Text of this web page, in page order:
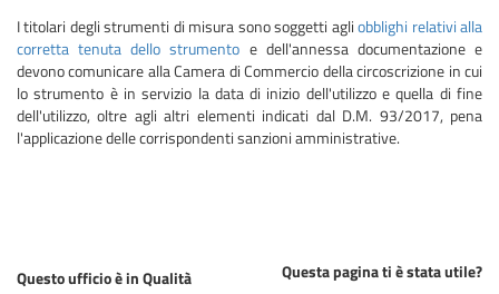
I titolari degli strumenti di misura sono soggetti agliobblighi relativi alla
corretta tenuta dello strumento e dell'annessa documentazione e
devono comunicare alla Camera di Commercio della circoscrizione in cui
lo strumento è in servizio la data di inizio dell'utilizzo e quella di fine
dell'utilizzo, oltre agli altri elementi indicati dal D.M. 93/2017, pena
l'applicazione delle corrispondenti sanzioni amministrative.
Questa pagina ti è stata utile?
Questo ufficio è in Qualità